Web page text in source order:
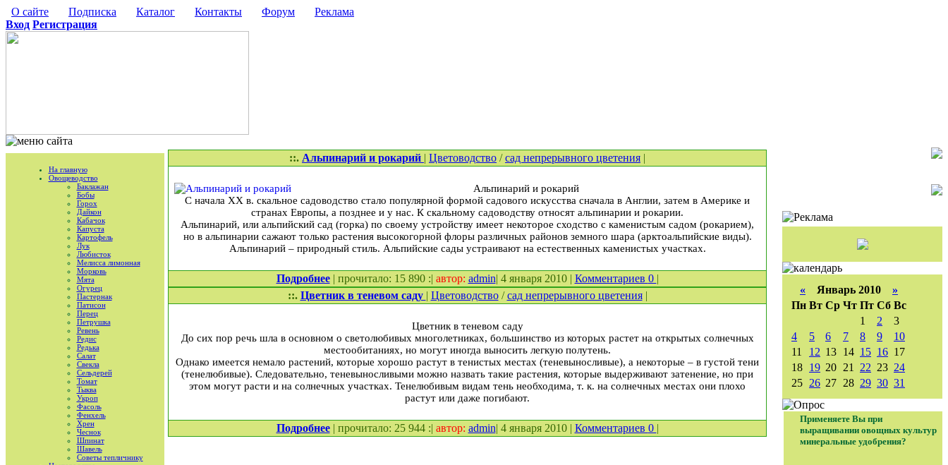
О сайте Подписка Каталог Контакты Форум
Реклама
Вход Регистрация
На главную
Овощеводство
Баклажан
Бобы
Горох
Дайкон
Кабачок
Капуста
Картофель
Лук
Любисток
Мелисса лимонная
Морковь
Мята
Огурец
Пастернак
Патисон
Перец
Петрушка
Ревень
Редис
Редька
Салат
Свекла
Сельдерей
Томат
Тыква
Укроп
Фасоль
Фенхель
Хрен
Чеснок
Шпинат
Шавель
Советы тепличнику
::. Альпинарий и рокарий | Цветоводство /сад непрерывного цветения |
Альпинарий и рокарий
С начала ХХ в. скальное садоводство стало популярной формой садового искусства сначала в Англии, затем в Америке и
странах Европы, а позднее и у нас. К скальному садоводству относят альпинарии и рокарии.
Альпинарий, или альпийский сад (горка) по своему устройству имеет некоторое сходство с каменистым садом (рокарием),
но в альпинарии сажают только растения высокогорной флоры различных районов земного шара (аркто­альпийские виды).
Альпинарий – природный стиль. Альпийские сады устраивают на естественных каменистых участках.
Подробнее| прочитало: 15 890 :| автор: admin| 4 января 2010 | Комментариев 0 |
::. Цветник в теневом саду | Цветоводство/сад непрерывного цветения|
Цветник в теневом саду
До сих пор речь шла в основном о светолюбивых многолетниках, большинство из которых растет на открытых солнечных
местообитаниях, но могут иногда выносить легкую полутень.
Однако имеется немало растений, которые хорошо растут в тенистых местах (теневыносливые), а некоторые – в густой тени
(тенелюбивые). Следовательно, теневыносливыми можно назвать такие растения, которые выдерживают затенение, но при
этом могут расти и на солнечных участках. Тенелюбивым видам тень необходима, т. к. на солнечных местах они плохо
растут или даже погибают.
Подробнее| прочитало: 25 944 :| автор: admin| 4 января 2010 | Комментариев 0 |
« Январь 2010 »
Пн Вт Ср Чт Пт Сб Вс
1
2
3
4
5 6 7 8 9
10
11
12 13 14 15 16 17
18 19 20 21 22 23 24
25 26 27 28 29 30 31
Применяете Вы при
выращивании овощных культур
минеральные удобрения?